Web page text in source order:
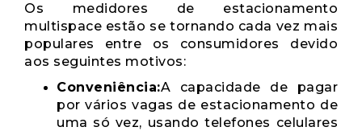
Os medidores de estacionamento
multispace estão se tornando cada vez mais
populares entre os consumidores devido
aos seguintes motivos:
Conveniência:A capacidade de pagar
por vários vagas de estacionamento de
uma só vez, usando telefones celulares